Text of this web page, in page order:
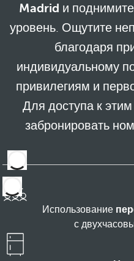
Madrid и
уровень. Ощутите
благодаря
индивидуальному
привилегиям и
Для доступа к
забронировать
Использование
с